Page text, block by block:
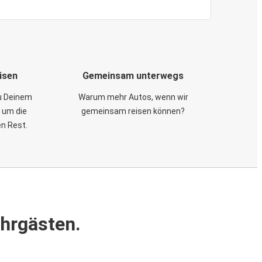
Deinem
die
Rest.
Gemeinsam unterwegs
Warum mehr Autos, wenn wir
gemeinsam reisen können?